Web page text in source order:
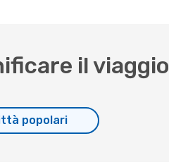
il viaggio
popolari